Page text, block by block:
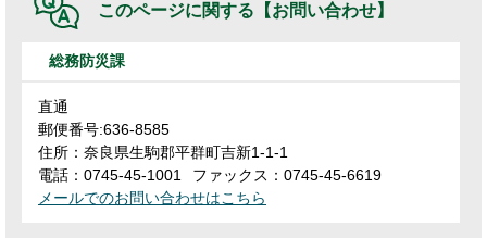
このページに関する 【お問い合わせ】
総務防災課
直通
郵便番号:636-8585
住所：奈良県生駒郡平群町吉新1-1-1
電話：0745-45-1001
ファックス：0745-45-6619
メールでのお問い合わせはこちら